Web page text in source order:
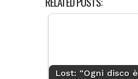
Lost: “Ogni disco è